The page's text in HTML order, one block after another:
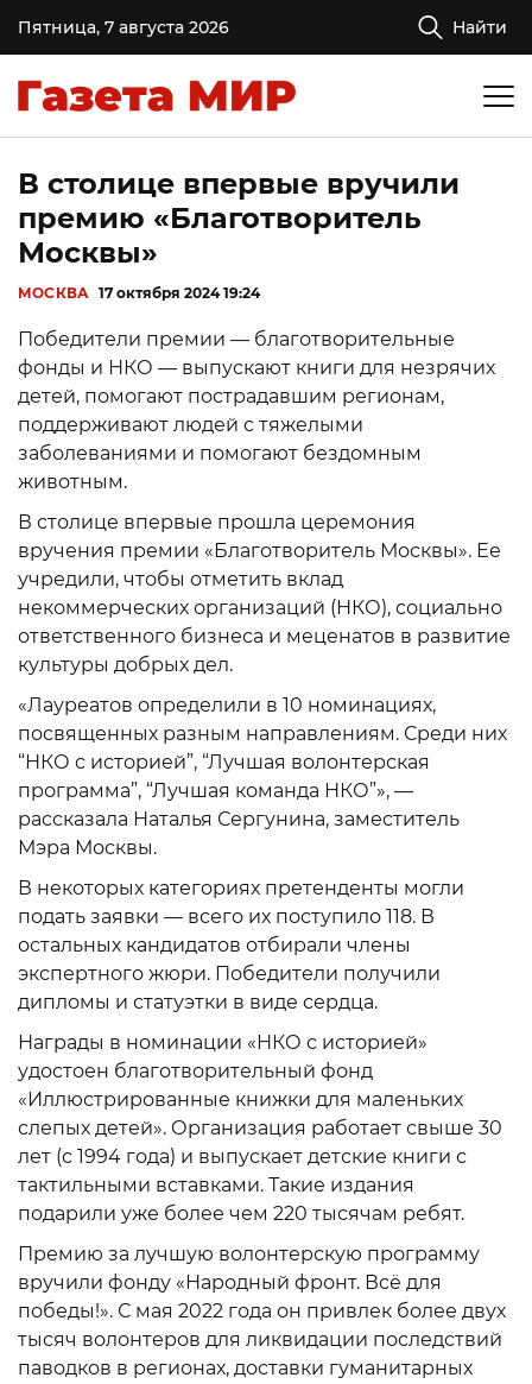
Пятница, 7 августа 2026 Найти
В столице впервые вручили
премию «Благотворитель
Москвы»
МОСКВА 17 октября 2024 19:24
Победители премии — благотворительные
фонды и НКО — выпускают книги для незрячих
детей, помогают пострадавшим регионам,
поддерживают людей с тяжелыми
заболеваниями и помогают бездомным
животным.
В столице впервые прошла церемония
вручения премии «Благотворитель Москвы». Ее
учредили, чтобы отметить вклад
некоммерческих организаций (НКО), социально
ответственного бизнеса и меценатов в развитие
культуры добрых дел.
«Лауреатов определили в 10 номинациях,
посвященных разным направлениям. Среди них
“НКО с историей”, “Лучшая волонтерская
программа”, “Лучшая команда НКО”», —
рассказала Наталья Сергунина, заместитель
Мэра Москвы.
В некоторых категориях претенденты могли
подать заявки — всего их поступило 118. В
остальных кандидатов отбирали члены
экспертного жюри. Победители получили
дипломы и статуэтки в виде сердца.
Награды в номинации «НКО с историей»
удостоен благотворительный фонд
«Иллюстрированные книжки для маленьких
слепых детей». Организация работает свыше 30
лет (с 1994 года) и выпускает детские книги с
тактильными вставками. Такие издания
подарили уже более чем 220 тысячам ребят.
Премию за лучшую волонтерскую программу
вручили фонду «Народный фронт. Всё для
победы!». С мая 2022 года он привлек более двух
тысяч волонтеров для ликвидации последствий
паводков в регионах, доставки гуманитарных